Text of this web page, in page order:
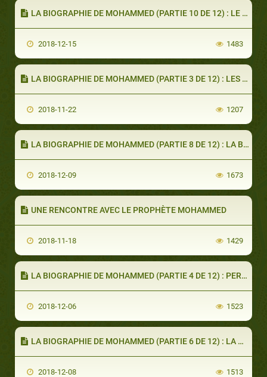
LA BIOGRAPHIE DE MOHAMMED (PARTIE 10 DE 12) : LE TRAITÉ DE HOUDAYBIYYAH
2018-12-15 1483
LA BIOGRAPHIE DE MOHAMMED (PARTIE 3 DE 12) : LES PREMIÈRES RÉVÉLATIONS
2018-11-22 1207
LA BIOGRAPHIE DE MOHAMMED (PARTIE 8 DE 12) : LA BATAILLE DE BADR
2018-12-09 1673
UNE RENCONTRE AVEC LE PROPHÈTE MOHAMMED
2018-11-18 1429
LA BIOGRAPHIE DE MOHAMMED (PARTIE 4 DE 12) : PERSÉCUTION À LA MECQUE
2018-12-06 1523
LA BIOGRAPHIE DE MOHAMMED (PARTIE 6 DE 12) : LA HIJRAH DU PROPHÈTE
2018-12-08 1513